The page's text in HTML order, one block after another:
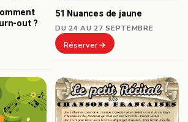
out ?
51 Nuances de jaune
DU 24 AU 27 SEPTEMBRE
Réserver